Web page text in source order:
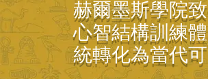
赫爾墨斯學院
心智結構訓練
統轉化為當代